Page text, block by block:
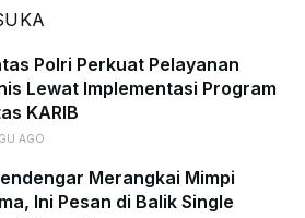
Polri Perkuat Pelayanan
Lewat Implementasi Program
KARIB
AGO
Merangkai Mimpi
Ini Pesan di Balik Single